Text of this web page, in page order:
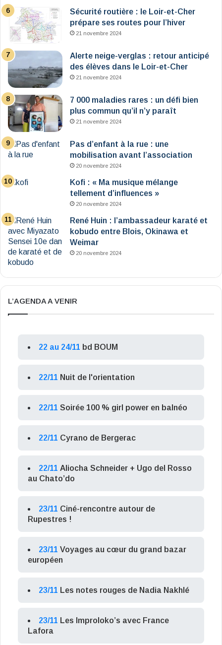
Sécurité routière : le Loir-et-Cher
prépare ses routes pour l’hiver
21 novembre 2024
Alerte neige-verglas : retour anticipé
des élèves dans le Loir-et-Cher
21 novembre 2024
7 000 maladies rares : un défi bien
plus commun qu’il n’y paraît
21 novembre 2024
Pas d’enfant à la rue : une
mobilisation avant l’association
20 novembre 2024
Kofi : « Ma musique mélange
tellement d’influences »
20 novembre 2024
René Huin : l’ambassadeur karaté et
kobudo entre Blois, Okinawa et
Weimar
20 novembre 2024
L’AGENDA A VENIR
22 au 24/11 bd BOUM
22/11 Nuit de l'orientation
22/11 Soirée 100 % girl power en balnéo
22/11 Cyrano de Bergerac
22/11 Aliocha Schneider + Ugo del Rosso
au Chato’do
23/11 Ciné-rencontre autour de
Rupestres !
23/11 Voyages au cœur du grand bazar
européen
23/11 Les notes rouges de Nadia Nakhlé
23/11 Les Improloko’s avec France
Lafora